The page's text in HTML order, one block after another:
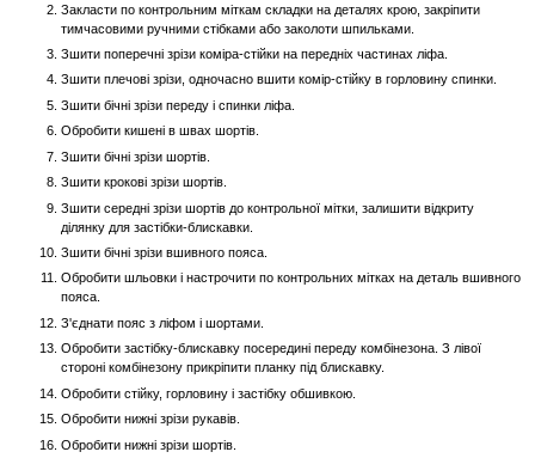
Закласти по контрольним міткам складки на деталях крою, закріпити
тимчасовими ручними стібками або заколоти шпильками.
Зшити поперечні зрізи коміра-стійки на передніх частинах ліфа.
Зшити плечові зрізи, одночасно вшити комір-стійку в горловину спинки.
Зшити бічні зрізи переду і спинки ліфа.
Обробити кишені в швах шортів.
Зшити бічні зрізи шортів.
Зшити крокові зрізи шортів.
Зшити середні зрізи шортів до контрольної мітки, залишити відкриту
ділянку для застібки-блискавки.
Зшити бічні зрізи вшивного пояса.
Обробити шльовки і настрочити по контрольних мітках на деталь вшивного
пояса.
З'єднати пояс з ліфом і шортами.
Обробити застібку-блискавку посередині переду комбінезона. З лівої
стороні комбінезону прикріпити планку під блискавку.
Обробити стійку, горловину і застібку обшивкою.
Обробити нижні зрізи рукавів.
Обробити нижні зрізи шортів.